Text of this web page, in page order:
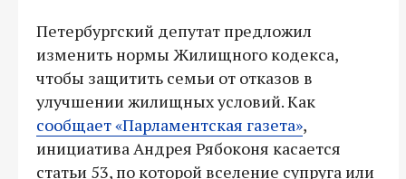
Петербургский депутат предложил
изменить нормы Жилищного кодекса,
чтобы защитить семьи от отказов в
улучшении жилищных условий. Как
сообщает «Парламентская газета»,
инициатива Андрея Рябоконя касается
статьи 53, по которой вселение супруга или